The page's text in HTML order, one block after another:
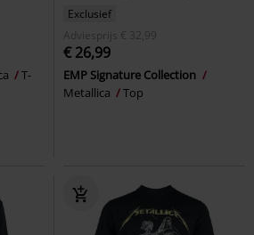
T-
Exclusief
Adviesprijs
€ 32,99
€ 26,99
EMP Signature Collection
Metallica
Top